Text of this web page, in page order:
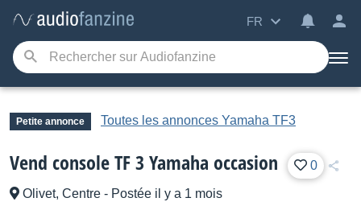
FR
Petite annonce Toutes les annonces Yamaha TF3
Vend console TF 3 Yamaha occasion 0
Olivet, Centre - Postée il y a 1 mois